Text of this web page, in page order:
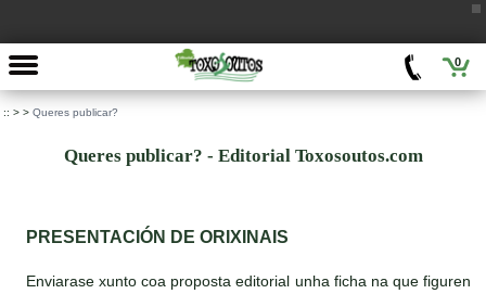
0
:: > > Queres publicar?
Queres publicar? - Editorial Toxosoutos.com
PRESENTACIÓN DE ORIXINAIS
Enviarase xunto coa proposta editorial unha ficha na que figuren